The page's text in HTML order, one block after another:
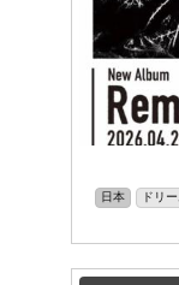
日本 ドリ